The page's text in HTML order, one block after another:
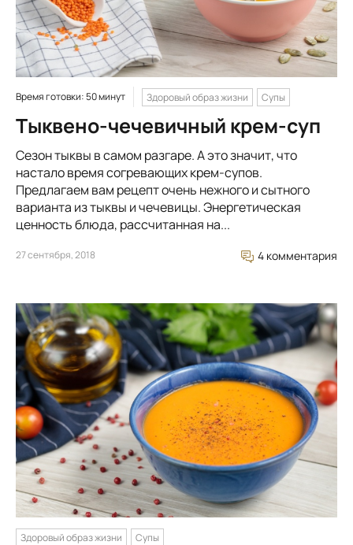
Время готовки: 50 минут Здоровый образ жизни Супы
Тыквено-чечевичный крем-суп
Сезон тыквы в самом разгаре. А это значит, что
настало время согревающих крем-супов.
Предлагаем вам рецепт очень нежного и сытного
варианта из тыквы и чечевицы. Энергетическая
ценность блюда, рассчитанная на...
27 сентября, 2018 4 комментария
Здоровый образ жизни Супы